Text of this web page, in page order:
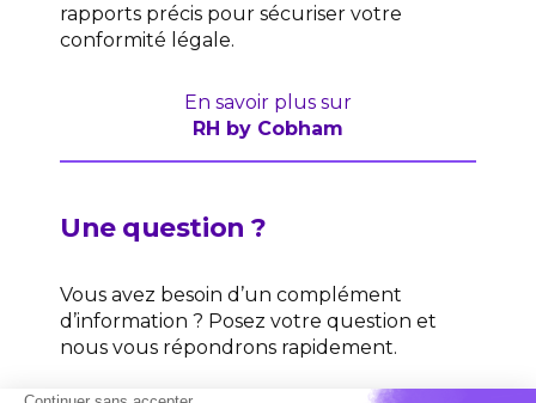
rapports précis pour sécuriser votre
conformité légale.
En savoir plus sur
RH by Cobham
Une question ?
Vous avez besoin d’un complément
d’information ? Posez votre question et
nous vous répondrons rapidement.